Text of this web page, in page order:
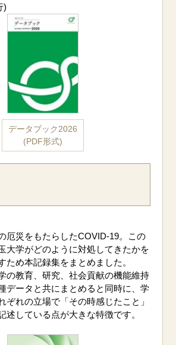
)
データブック2026
(PDF形式)
厄災をもたらしたCOVID-19。この
大学がどのように対処してきたかを
ため本記録集をまとめました。
の教育、研究、社会貢献の機能維持
データと共にまとめると同時に、学
ぞれの立場で「その時感じたこと」
述している点が大きな特徴です。